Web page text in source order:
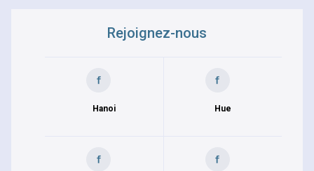
Rejoignez-nous
Hanoi Hue